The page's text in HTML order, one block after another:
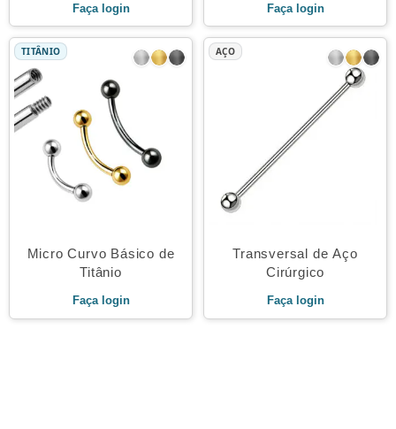
Faça login Faça login
TITÂNIO
Micro Curvo Básico de
Titânio
Faça login
AÇO
Transversal de Aço
Cirúrgico
Faça login